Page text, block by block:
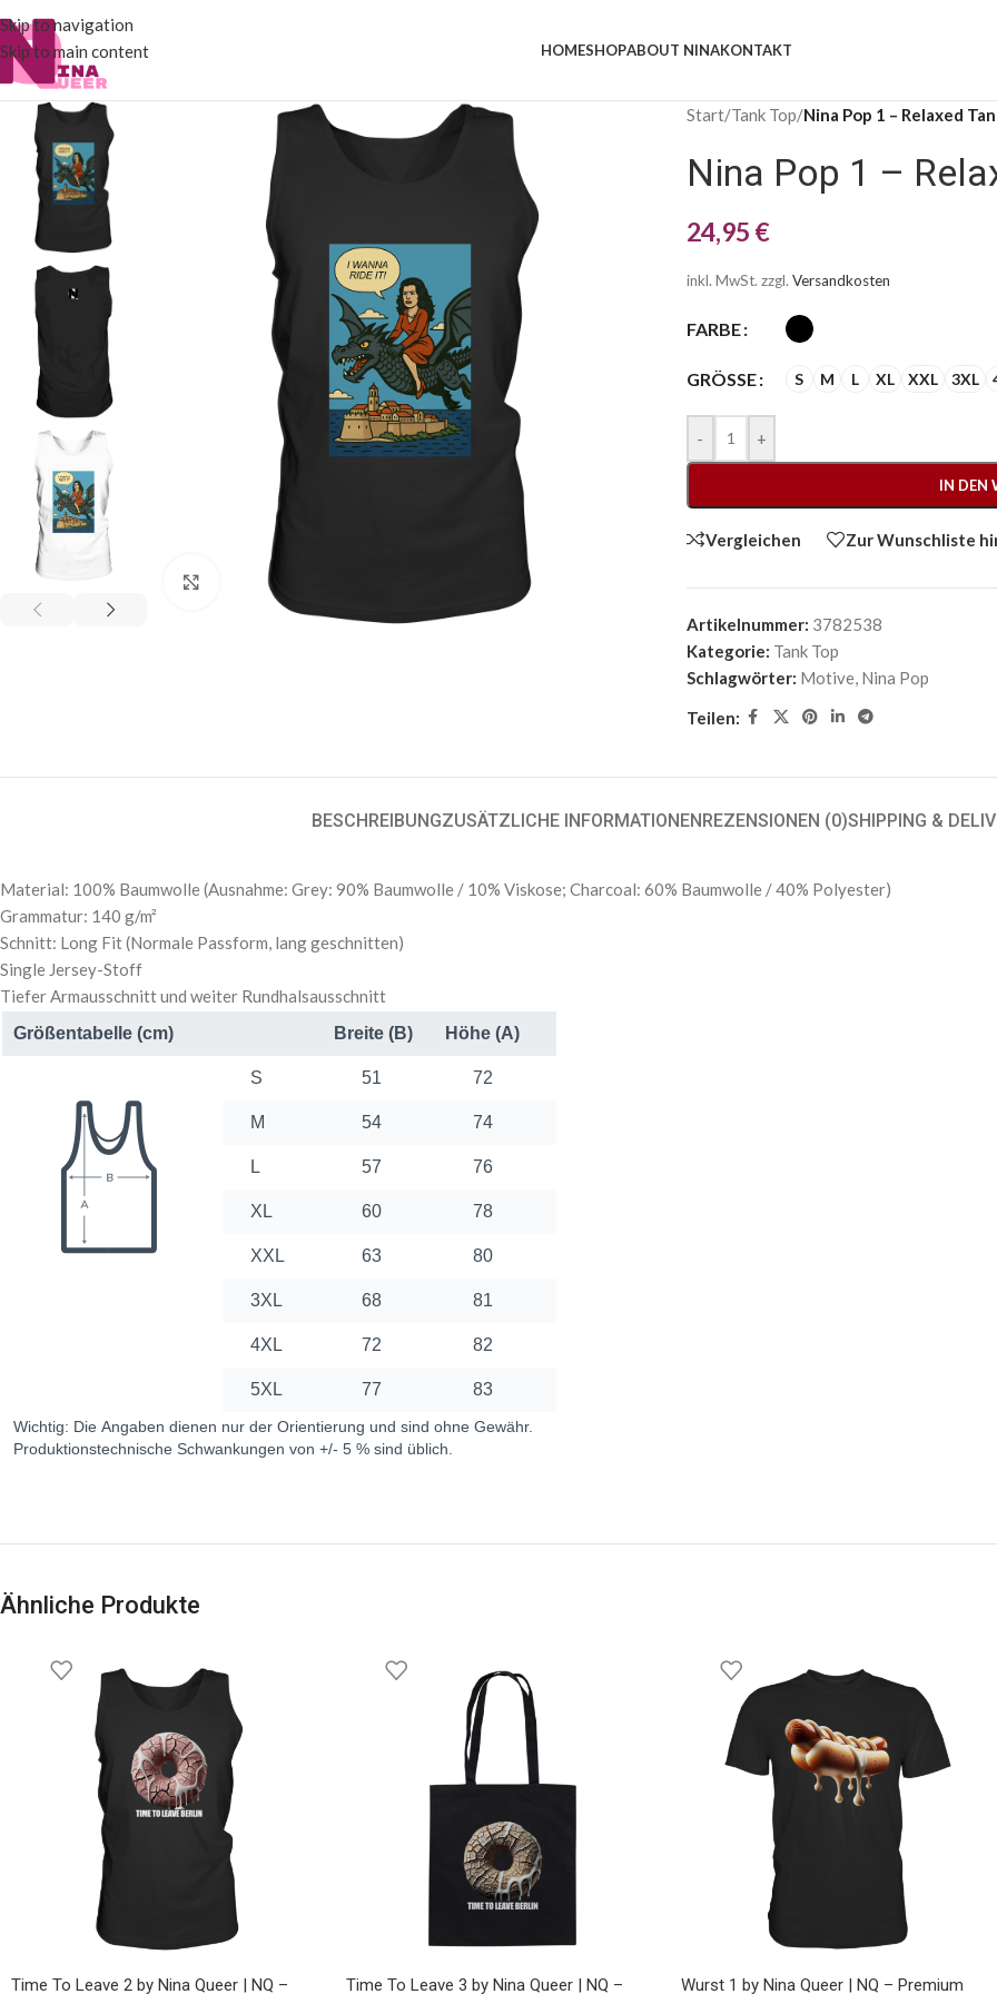
Skip to navigation
Skip to main content
HOMESHOPABOUT NINAKONTAKT
Klick zum Vergrößern
Start/Tank Top/Nina Pop 1 – Relaxed
Nina Pop 1 –
24,95 €
inkl. MwSt. zzgl. Versandkosten
FARBE
GRÖSSE S M L XL XXL 3XL
- +
IN DEN
Vergleichen Zur Wunschliste
Artikelnummer: 3782538
Kategorie: Tank Top
Schlagwörter: Motive, Nina Pop
Teilen:
BESCHREIBUNGZUSÄTZLICHE INFORMATIONENREZENSIONEN (0)SHIPPING &
Material: 100% Baumwolle (Ausnahme: Grey: 90% Baumwolle / 10% Viskose; Charcoal: 60% Baumwolle / 40% Polyester)
Grammatur: 140 g/m²
Schnitt: Long Fit (Normale Passform, lang geschnitten)
Single Jersey-Stoff
Tiefer Armausschnitt und weiter Rundhalsausschnitt
Ähnliche Produkte
Time To Leave 2 by Nina Queer | NQ – Time To Leave 3 by Nina Queer | NQ – Wurst 1 by Nina Queer | NQ – Premium